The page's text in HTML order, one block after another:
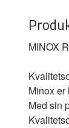
MINOX
Minox er
Med sin